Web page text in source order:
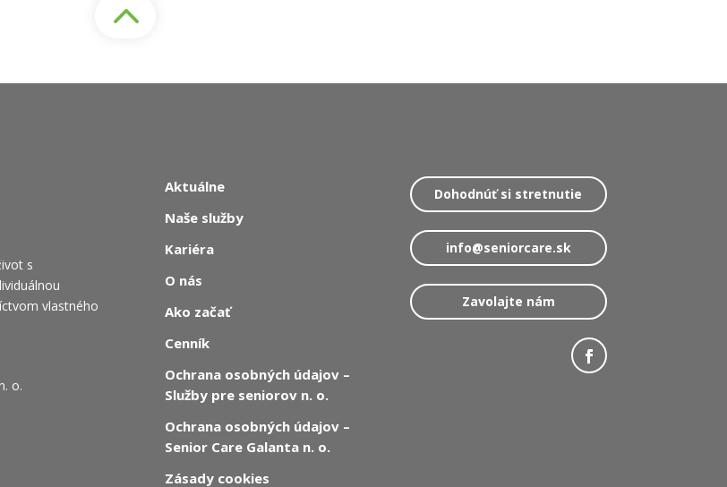
s
vlastného
o.
Aktuálne
Naše služby
Kariéra
O nás
Ako začať
Cenník
Ochrana osobných údajov –
Služby pre seniorov n. o.
Ochrana osobných údajov –
Senior Care Galanta n. o.
Zásady cookies
Dohodnúť si stretnutie
info@seniorcare.sk
Zavolajte nám